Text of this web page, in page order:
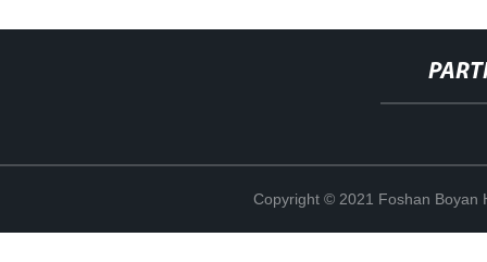
Copyright © 2021 Foshan Boyan